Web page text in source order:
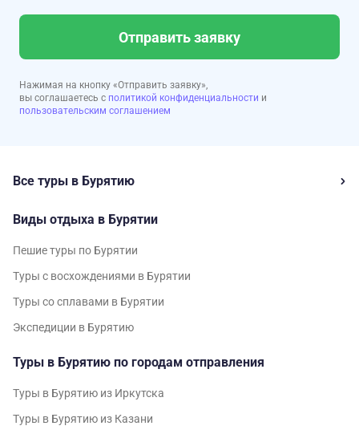
Отправить заявку
Нажимая на кнопку «Отправить заявку»,
вы соглашаетесь с политикой конфиденциальности и
пользовательским соглашением
Все туры в Бурятию
Виды отдыха в Бурятии
Пешие туры по Бурятии
Туры с восхождениями в Бурятии
Туры со сплавами в Бурятии
Экспедиции в Бурятию
Туры в Бурятию по городам отправления
Туры в Бурятию из Иркутска
Туры в Бурятию из Казани